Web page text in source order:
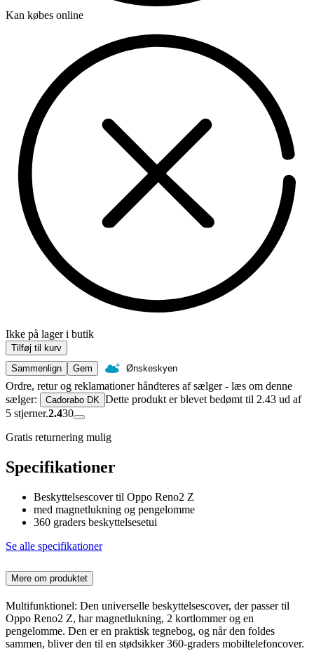
Kan købes online
Ikke på lager i butik
Tilføj til kurv
Sammenlign
Gem Ønskeskyen
Ordre, retur og reklamationer håndteres af sælger - læs om denne
sælger:
Cadorabo DK Dette produkt er blevet bedømt til 2.43 ud af
5 stjerner.2.430
Gratis returnering mulig
Specifikationer
Beskyttelsescover til Oppo Reno2 Z
med magnetlukning og pengelomme
360 graders beskyttelsesetui
Se alle specifikationer
Mere om produktet
Multifunktionel: Den universelle beskyttelsescover, der passer til
Oppo Reno2 Z, har magnetlukning, 2 kortlommer og en
pengelomme. Den er en praktisk tegnebog, og når den foldes
sammen, bliver den til en stødsikker 360-graders mobiltelefoncover.